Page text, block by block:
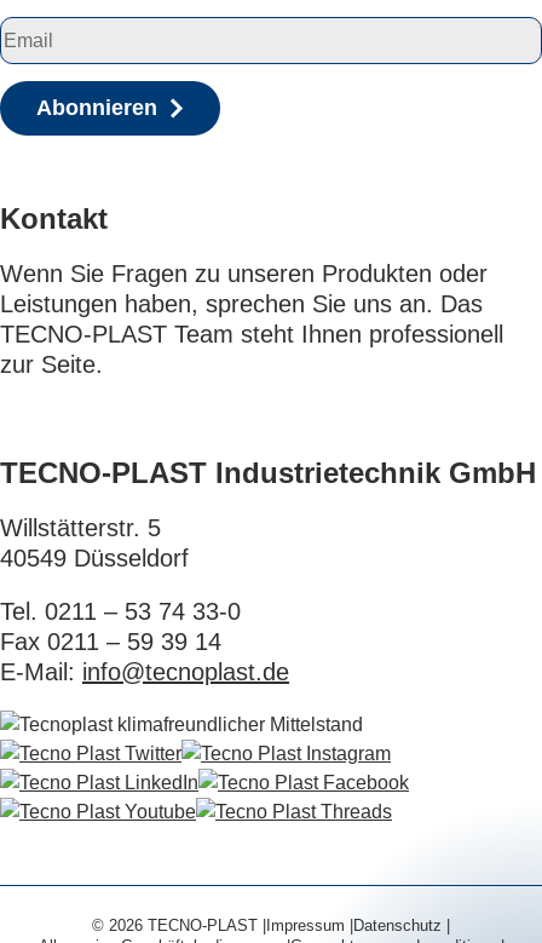
Abonnieren
Kontakt
Wenn Sie Fragen zu unseren Produkten oder
Leistungen haben, sprechen Sie uns an. Das
TECNO-PLAST Team steht Ihnen professionell
zur Seite.
TECNO-PLAST Industrietechnik GmbH
Willstätterstr. 5
40549 Düsseldorf
Tel. 0211 – 53 74 33-0
Fax 0211 – 59 39 14
E-Mail: info@tecnoplast.de
© 2026 TECNO-PLAST Impressum
Datenschutz